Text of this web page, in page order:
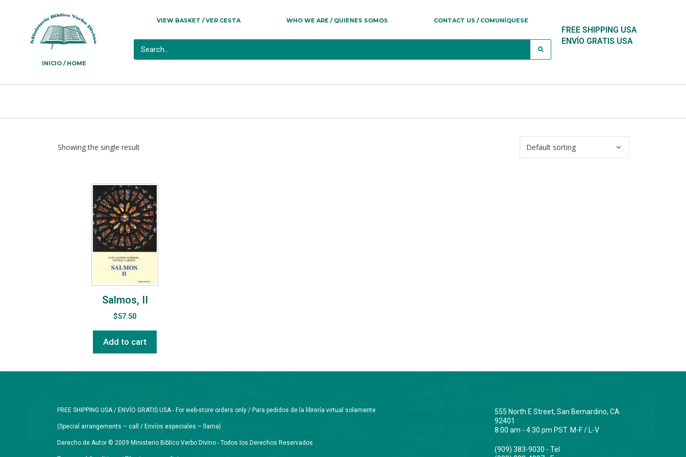
INICIO / HOME
VIEW BASKET / VER CESTA WHO WE ARE / QUIENES SOMOS CONTACT US / COMUNÍQUESE
FREE SHIPPING USA
ENVÍO GRATIS USA
Showing the single result
Salmos, II
$57.50
Add to cart
FREE SHIPPING USA / ENVÍO GRATIS USA - For web-store orders only / Para pedidos de la librería virtual solamente
(Special arrangements – call / Envíos especiales – llama)
Derecho de Autor © 2009 Ministerio Biblico Verbo Divino - Todos los Derechos Reservados
555 North E Street, San Bernardino, CA
92401
8:00 am - 4:30 pm PST. M-F / L-V
(909) 383-9030 - Tel